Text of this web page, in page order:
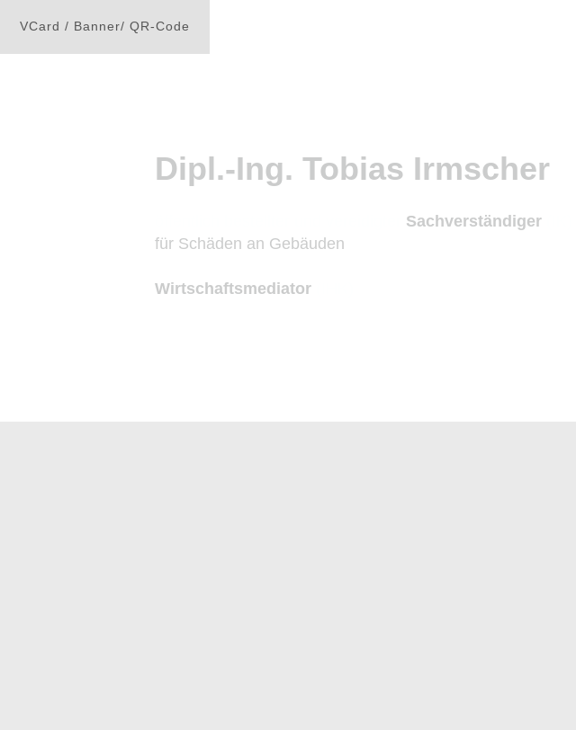
Dipl.-Ing. Tobias Irmscher
Sachverständiger
für Schäden an Gebäuden
Wirtschaftsmediator